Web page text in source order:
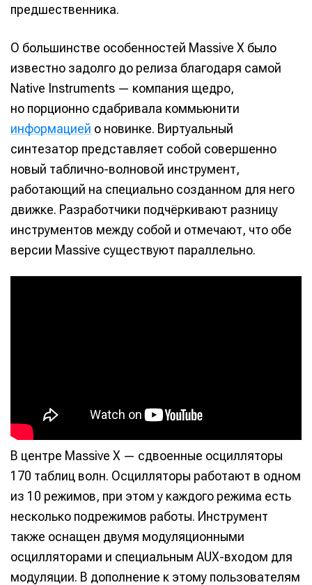
предшественника.
О большинстве особенностей Massive X было
известно задолго до релиза благодаря самой
Native Instruments — компания щедро,
но порционно сдабривала коммьюнити
информацией о новинке. Виртуальный
синтезатор представляет собой совершенно
новый таблично-волновой инструмент,
работающий на специально созданном для него
движке. Разработчики подчёркивают разницу
инструментов между собой и отмечают, что обе
версии Massive существуют параллельно.
В центре Massive X — сдвоенные осцилляторы
170 таблиц волн. Осцилляторы работают в одном
из 10 режимов, при этом у каждого режима есть
несколько подрежимов работы. Инструмент
также оснащен двумя модуляционными
осцилляторами и специальным AUX-входом для
модуляции. В дополнение к этому пользователям